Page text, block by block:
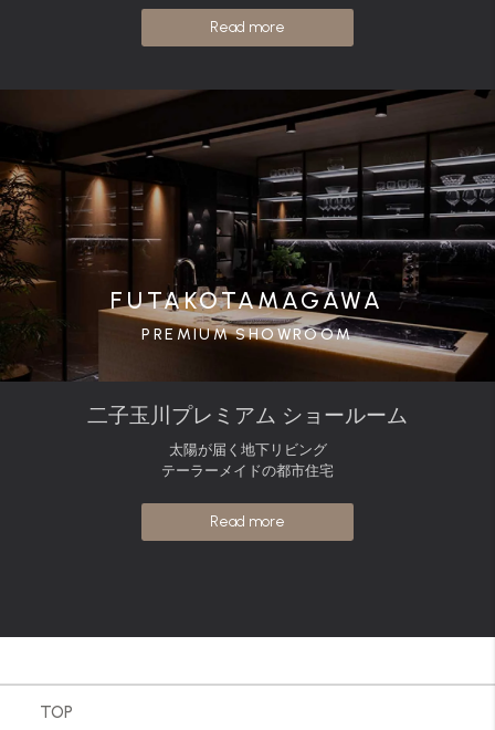
Read more
FUTAKOTAMAGAWA
PREMIUM SHOWROOM
二子玉川プレミアム ショールーム
太陽が届く地下リビング
テーラーメイドの都市住宅
Read more
TOP